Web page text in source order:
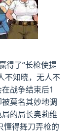
得了“长枪使提
不知晓，无人不
战争结束后1
莫名其妙地调
的局长奥莉维
懂得舞刀弄枪的